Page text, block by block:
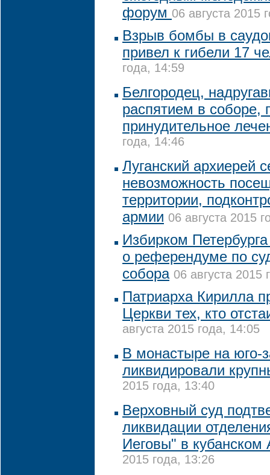
форум 06 августа 2015
Взрыв бомбы в
привел к гибели 17
года, 14:59
Белгородец,
распятием в соборе,
принудительное
года, 14:46
Луганский архиерей
невозможность
территории,
армии 06 августа 2015
Избирком
о референдуме по
собора 06 августа 2015
Патриарха Кирилла
Церкви тех, кто
августа 2015 года, 14:05
В монастыре на юго-
ликвидировали
2015 года, 13:40
Верховный суд
ликвидации
Иеговы" в кубанском
2015 года, 13:26